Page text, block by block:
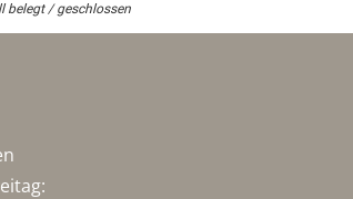
belegt / geschlossen